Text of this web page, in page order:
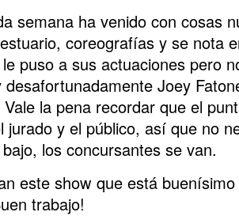
semana ha venido con cosas
coreografías y se nota
puso a sus actuaciones pero
Joey
la pena recordar que el
jurado y el público, así que no
los concursantes se van.
este show que está
trabajo!